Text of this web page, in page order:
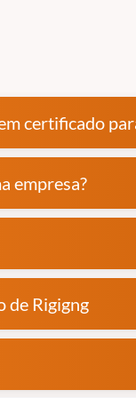
certificado
empresa?
de Rigigng